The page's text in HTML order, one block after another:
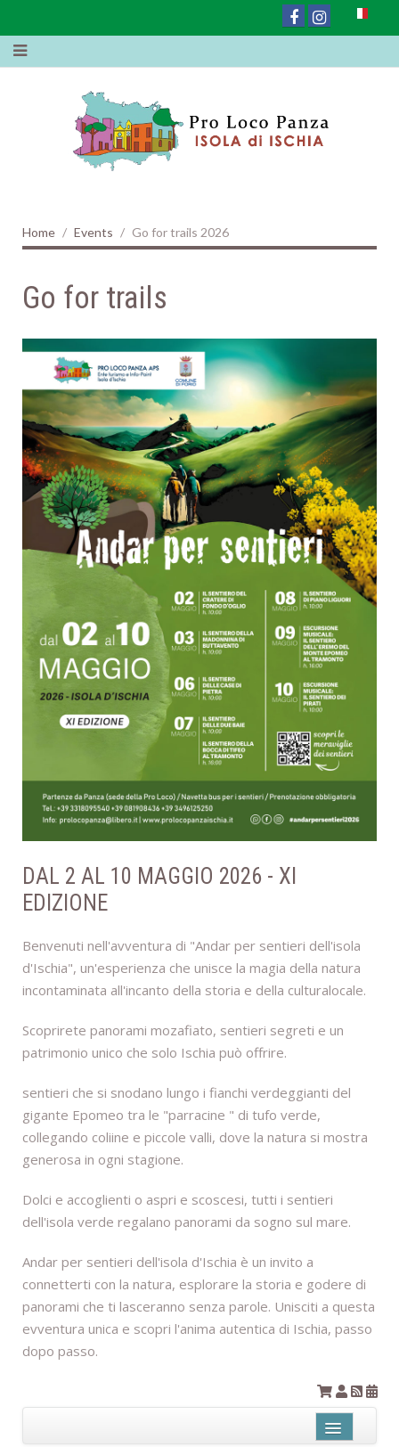
Home Events Go for trails 2026
Go for trails
DAL 2 AL 10 MAGGIO 2026 - XI
EDIZIONE
Benvenuti nell'avventura di "Andar per sentieri dell'isola
d'Ischia", un'esperienza che unisce la magia della natura
incontaminata all'incanto della storia e della culturalocale.
Scoprirete panorami mozafiato, sentieri segreti e un
patrimonio unico che solo Ischia può offrire.
sentieri che si snodano lungo i fianchi verdeggianti del
gigante Epomeo tra le "parracine " di tufo verde,
collegando coliine e piccole valli, dove la natura si mostra
generosa in ogni stagione.
Dolci e accoglienti o aspri e scoscesi, tutti i sentieri
dell'isola verde regalano panorami da sogno sul mare.
Andar per sentieri dell'isola d'Ischia è un invito a
connetterti con la natura, esplorare la storia e godere di
panorami che ti lasceranno senza parole. Unisciti a questa
evventura unica e scopri l'anima autentica di Ischia, passo
dopo passo.